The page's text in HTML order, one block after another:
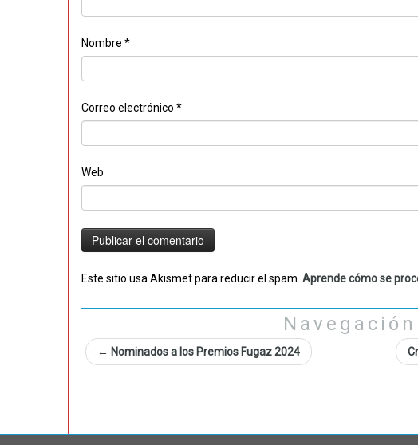
Nombre *
Correo electrónico *
Web
Este sitio usa Akismet para reducir el spam. Aprende cómo se
← Nominados a los Premios Fugaz 2024